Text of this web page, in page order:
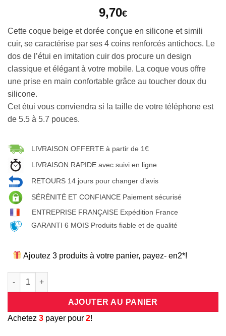
9,70€
Cette coque beige et dorée conçue en silicone et simili
cuir, se caractérise par ses 4 coins renforcés antichocs. Le
dos de l’étui en imitation cuir dos procure un design
classique et élégant à votre mobile. La coque vous offre
une prise en main confortable grâce au toucher doux du
silicone.
Cet étui vous conviendra si la taille de votre téléphone est
de 5.5 à 5.7 pouces.
LIVRAISON OFFERTE à partir de 1€
LIVRAISON RAPIDE avec suivi en ligne
RETOURS 14 jours pour changer d’avis
SÉRÉNITÉ ET CONFIANCE Paiement sécurisé
ENTREPRISE FRANÇAISE Expédition France
GARANTI 6 MOIS Produits fiable et de qualité
Ajoutez 3 produits à votre panier, payez- en2*!
quantité de Coque universelle antichocs silicone/cuir beige
AJOUTER AU PANIER
Achetez 3 payer pour 2!